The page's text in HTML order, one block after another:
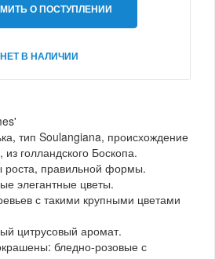
О ПОСТУПЛЕНИИ
НЕТ В НАЛИЧИИ
тип Soulangiana, происхождение
голландского Боскопа.
роста, правильной формы.
элегантные цветы.
с такими крупными цветами
цитрусовый аромат.
бледно-розовые с